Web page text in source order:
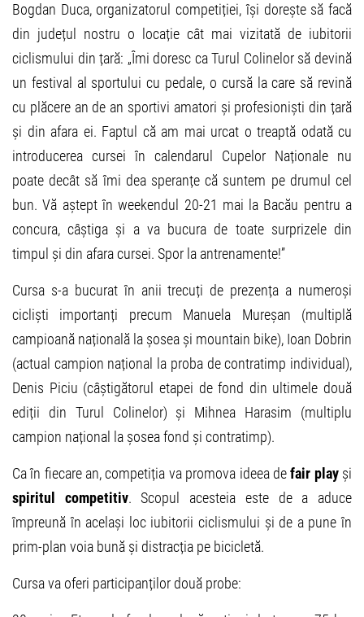
Bogdan Duca, organizatorul competiției, își dorește să facă
din județul nostru o locație cât mai vizitată de iubitorii
ciclismului din țară: „Îmi doresc ca Turul Colinelor să devină
un festival al sportului cu pedale, o cursă la care să revină
cu plăcere an de an sportivi amatori și profesioniști din țară
și din afara ei. Faptul că am mai urcat o treaptă odată cu
introducerea cursei în calendarul Cupelor Naționale nu
poate decât să îmi dea speranțe că suntem pe drumul cel
bun. Vă aștept în weekendul 20-21 mai la Bacău pentru a
concura, câștiga și a va bucura de toate surprizele din
timpul și din afara cursei. Spor la antrenamente!”
Cursa s-a bucurat în anii trecuți de prezența a numeroși
cicliști importanți precum Manuela Mureșan (multiplă
campioană națională la șosea și mountain bike), Ioan Dobrin
(actual campion național la proba de contratimp individual),
Denis Piciu (câștigătorul etapei de fond din ultimele două
ediții din Turul Colinelor) și Mihnea Harasim (multiplu
campion național la șosea fond și contratimp).
Ca în fiecare an, competiția va promova ideea defair play și
spiritul competitiv. Scopul acesteia este de a aduce
împreună în același loc iubitorii ciclismului și de a pune în
prim-plan voia bună și distracția pe bicicletă.
Cursa va oferi participanților două probe: